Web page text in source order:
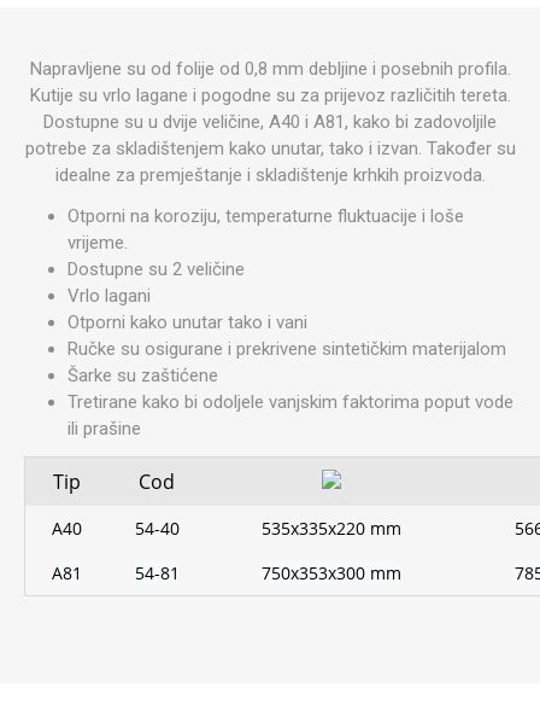
Napravljene su od folije od 0,8 mm debljine i posebnih profila.
Kutije su vrlo lagane i pogodne su za prijevoz različitih tereta.
Dostupne su u dvije veličine, A40 i A81, kako bi zadovoljile
potrebe za skladištenjem kako unutar, tako i izvan. Također su
idealne za premještanje i skladištenje krhkih proizvoda.
Otporni na koroziju, temperaturne fluktuacije i loše
vrijeme.
Dostupne su 2 veličine
Vrlo lagani
Otporni kako unutar tako i vani
Ručke su osigurane i prekrivene sintetičkim materijalom
Šarke su zaštićene
Tretirane kako bi odoljele vanjskim faktorima poput vode
ili prašine
Tip Cod
A40 54-40 535x335x220 mm
A81
54-81 750x353x300 mm